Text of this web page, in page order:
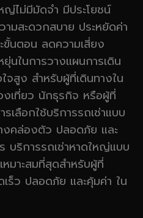
ญ่ไม่มีมัดจำ มีประโยชน์
มสะดวกสบาย ประหยัดค่า
ขั้นตอน ลดความเสี่ยง
นในการวางแผนการเดิน
สูง สำหรับผู้ที่เดินทางใน
งเที่ยว นักธุรกิจ หรือผู้ที่
เลือกใช้บริการรถเช่าแบบ
งคล่องตัว ปลอดภัย และ
บริการรถเช่าหาดใหญ่แบบ
มาะสมที่สุดสำหรับผู้ที่
ร็ว ปลอดภัย และคุ้มค่า ใน